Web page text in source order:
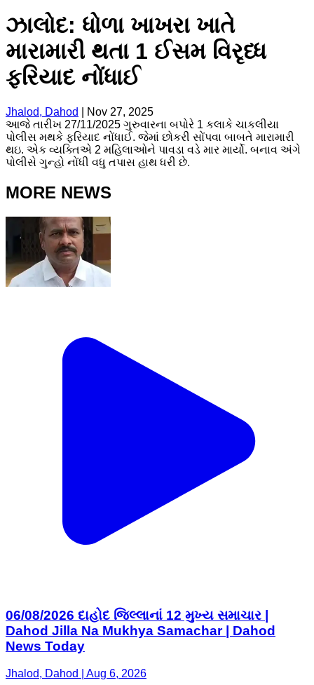
ઝાલોદ: ધોળા ખાખરા ખાતે
મારામારી થતા 1 ઈસમ વિરૃધ્ધ
ફરિયાદ નોંધાઈ
Jhalod, Dahod
Nov 27, 2025
આજે તારીખ 27/11/2025 ગુરુવારના બપોરે 1 કલાકે ચાકલીયા
પોલીસ મથકે ફરિયાદ નોંધાઈ. જેમાં છોકરી સોંપવા બાબતે મારામારી
થઇ. એક વ્યક્તિએ 2 મહિલાઓને પાવડા વડે માર માર્યો. બનાવ અંગે
પોલીસે ગુન્હો નોંધી વધુ તપાસ હાથ ધરી છે.
MORE NEWS
06/08/2026 દાહોદ જિલ્લાનાં 12 મુખ્ય સમાચાર |
Dahod Jilla Na Mukhya Samachar | Dahod
News Today
Jhalod, Dahod | Aug 6, 2026